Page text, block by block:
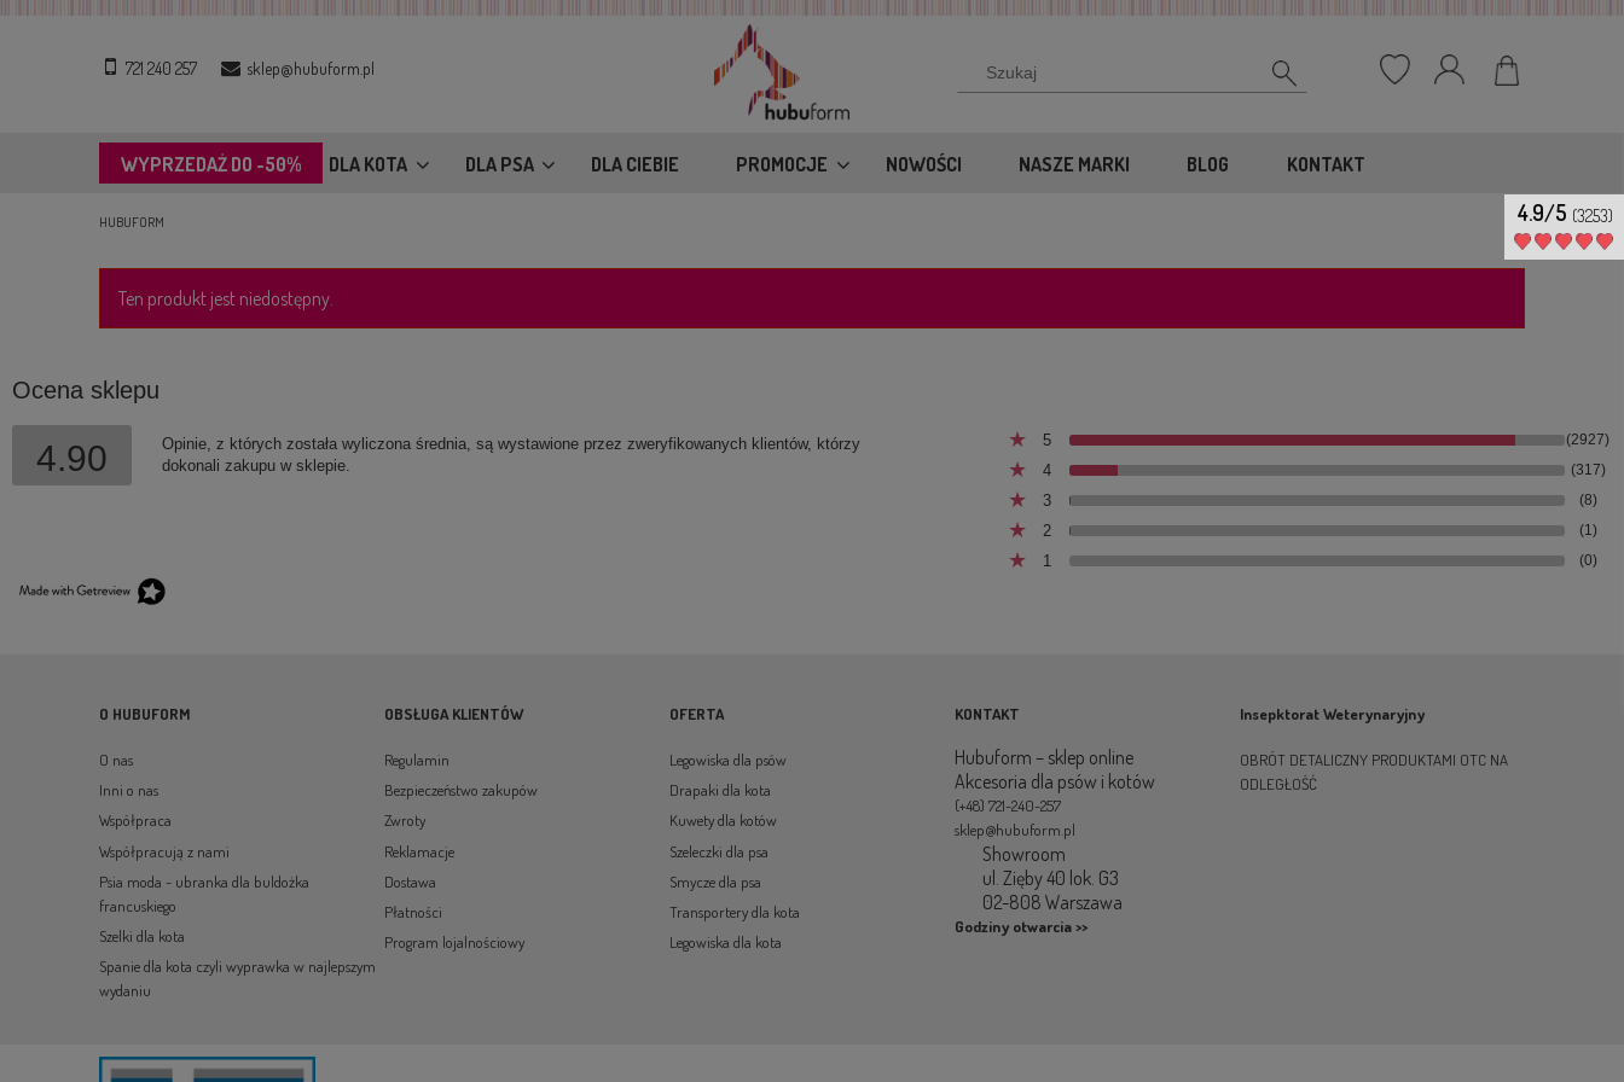
721 240 257 sklep@hubuform.pl
WYPRZEDAŻ DO -50% DLA KOTA DLA PSA DLA CIEBIE PROMOCJE NOWOŚCI NASZE MARKI BLOG KONTAKT
HUBUFORM
Ten produkt jest niedostępny.
Ocena sklepu
4.90
Opinie, z których została wyliczona średnia, są wystawione przez zweryfikowanych klientów, którzy
dokonali zakupu w sklepie.
5 (2927)
4 (317)
3 (8)
2 (1)
1 (0)
O HUBUFORM
O nas
Inni o nas
Współpraca
Współpracują z nami
Psia moda - ubranka dla buldożka
francuskiego
Szelki dla kota
Spanie dla kota czyli wyprawka w najlepszym
wydaniu
OBSŁUGA KLIENTÓW
Regulamin
Bezpieczeństwo zakupów
Zwroty
Reklamacje
Dostawa
Płatności
Program lojalnościowy
OFERTA
Legowiska dla psów
Drapaki dla kota
Kuwety dla kotów
Szeleczki dla psa
Smycze dla psa
Transportery dla kota
Legowiska dla kota
KONTAKT
Hubuform – sklep online
Akcesoria dla psów i kotów
(+48) 721-240-257
sklep@hubuform.pl
Showroom
ul. Zięby 40 lok. G3
02-808 Warszawa
Godziny otwarcia >>
Insepktorat Weterynaryjny
OBRÓT DETALICZNY PRODUKTAMI OTC NA
ODLEGŁOŚĆ
4.9/5 (3253)